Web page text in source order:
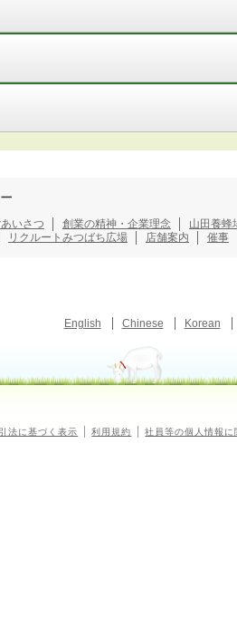
いさつ 創業の精神・企業理念
山田養蜂
リクルート みつばち広場 店舗案内 催事
English Chinese Korean
法に基づく表示 利用規約 社員等の個人情報